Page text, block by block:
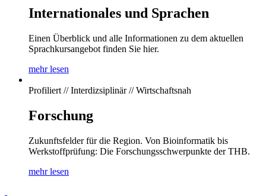
Internationales und Sprachen
Einen Überblick und alle Informationen zu dem aktuellen
Sprachkursangebot finden Sie hier.
mehr lesen
Profiliert // Interdizsiplinär // Wirtschaftsnah
Forschung
Zukunftsfelder für die Region. Von Bioinformatik bis
Werkstoffprüfung: Die Forschungsschwerpunkte der THB.
mehr lesen